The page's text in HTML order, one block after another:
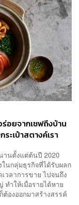
อยจากเชฟถึงบ้าน
ะเป๋าสตางค์เรา
านตั้งแต่ต้นปี 2020
นกลุ่มธุรกิจที่ได้รับผลก
วลาการขาย ไปจนถึง
ทำให้เมื่อรายได้หาย
องออกมาสร้างสรรค์